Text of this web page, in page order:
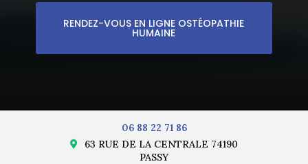
RENDEZ-VOUS EN LIGNE OSTÉOPATHIE
HUMAINE
06 88 22 71 86
63 RUE DE LA CENTRALE 74190
PASSY